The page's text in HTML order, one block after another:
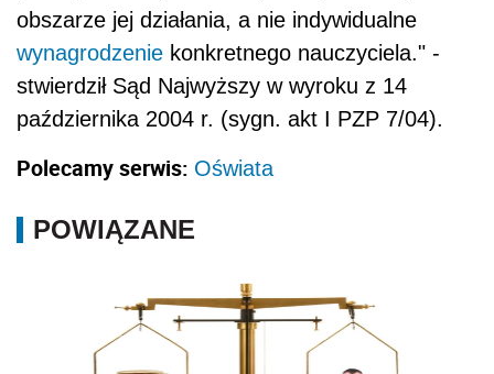
obszarze jej działania, a nie indywidualne
wynagrodzenie konkretnego nauczyciela." -
stwierdził Sąd Najwyższy w wyroku z 14
października 2004 r. (sygn. akt I PZP 7/04).
Polecamy serwis: Oświata
POWIĄZANE